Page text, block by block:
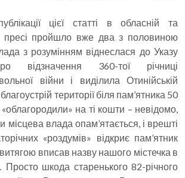
цієї статті в обласній та
пресі пройшло вже два з половиною
з розумінням віднеслася до Указу
відзначення 360-тої річниці
війни і виділила Отинійській
території біля пам’ятника 50
«облагородили» на ті кошти – невідомо,
місцева влада опам’ятається, і врешті
«роздумів» відкриє пам’ятник
вписав назву нашого містечка в
Просто шкода старенького 82-річного